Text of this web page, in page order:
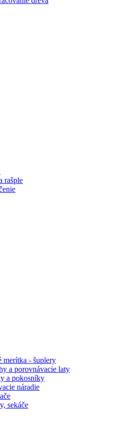
rašple
merítka - šuplery
a porovnávacie laty
a pokosníky
náradie
sekáče